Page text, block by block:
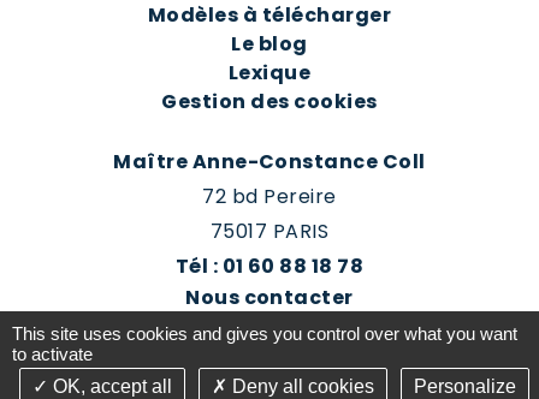
Modèles à télécharger
Le blog
Lexique
Gestion des cookies
Maître Anne-Constance Coll
72 bd Pereire
75017 PARIS
Tél : 01 60 88 18 78
Nous contacter
Prendre rendez-vous
This site uses cookies and gives you control over what you want
to activate
OK, accept all
Deny all cookies Personalize